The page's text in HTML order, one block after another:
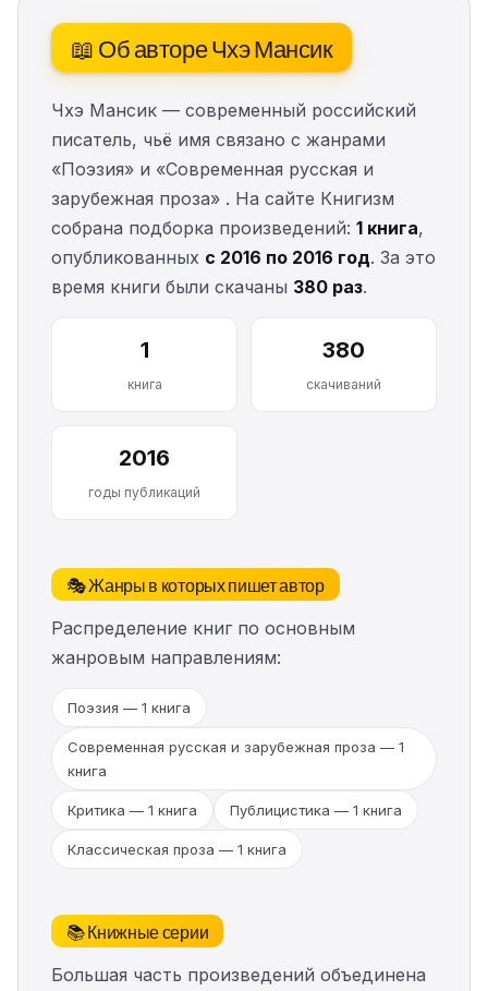
📖 Об авторе Чхэ Мансик
Чхэ Мансик — современный российский
писатель, чьё имя связано с жанрами
«Поэзия» и «Современная русская и
зарубежная проза» . На сайте Книгизм
собрана подборка произведений: 1 книга,
опубликованных с 2016 по 2016 год. За это
время книги были скачаны 380 раз.
1
книга
380
скачиваний
2016
годы публикаций
🎭 Жанры в которых пишет автор
Распределение книг по основным
жанровым направлениям:
Поэзия — 1 книга
Современная русская и зарубежная проза — 1
книга
Критика — 1 книга Публицистика — 1 книга
Классическая проза — 1 книга
📚 Книжные серии
Большая часть произведений объединена